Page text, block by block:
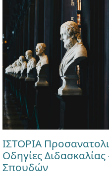
ΙΣΤΟΡΙΑ
Οδηγίες
Σπουδών